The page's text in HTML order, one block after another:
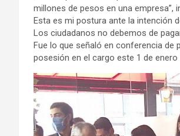
millones de pesos en una empresa”,
Esta es mi postura ante la intención
Los ciudadanos no debemos de
Fue lo que señaló en conferencia de
posesión en el cargo este 1 de enero